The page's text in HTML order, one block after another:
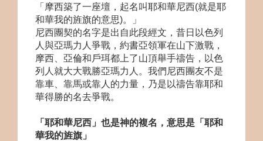
「摩西築了一座壇，起名叫耶和華尼西(就是耶
和華我的旌旗的意思)。」
尼西團契的名字是出自此段經文，昔日以色列
人與亞瑪力人爭戰，約書亞領軍在山下激戰，
摩西、亞倫和戶珥都上了山頂舉手禱告，以色
列人就大大戰勝亞瑪力人。我們尼西團友不是
靠車、靠馬或靠人的力量，乃是以禱告靠耶和
華得勝的名去爭戰。
「耶和華尼西」也是神的複名，意思是「耶和
華我的旌旗」